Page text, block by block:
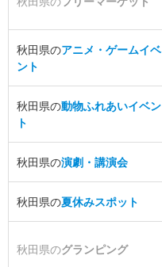
秋田県のアニメ・ゲームイベ
ント
秋田県の動物ふれあいイベン
ト
秋田県の演劇・講演会
秋田県の夏休みスポット
秋田県のグランピング